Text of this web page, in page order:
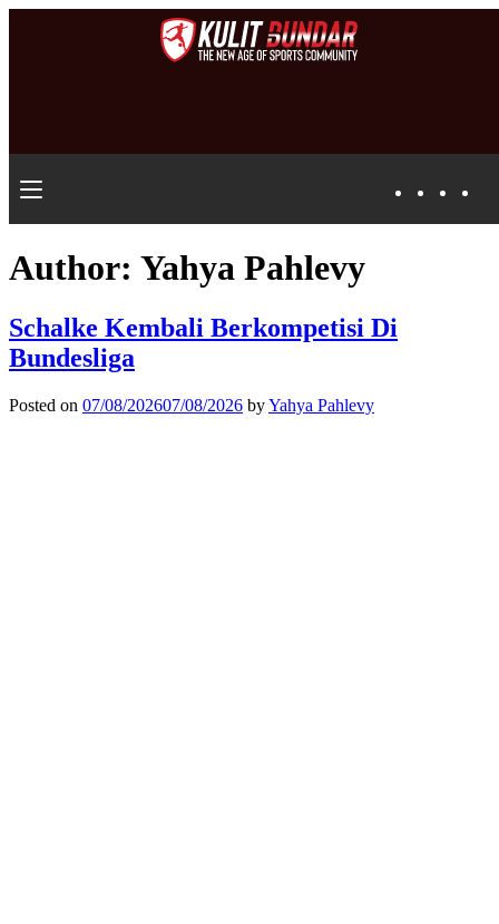
Author: Yahya Pahlevy
Schalke Kembali Berkompetisi Di
Bundesliga
Posted on 07/08/202607/08/2026 byYahya Pahlevy